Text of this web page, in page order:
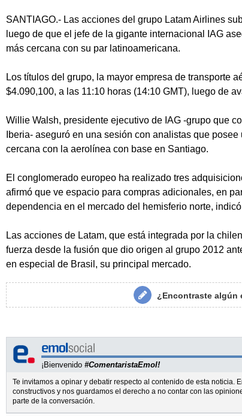
SANTIAGO.- Las acciones del grupo Latam Airlines
luego de que el jefe de la gigante internacional IAG
más cercana con su par latinoamericana.
Los títulos del grupo, la mayor empresa de transporte
$4.090,100, a las 11:10 horas (14:10 GMT), luego de
Willie Walsh, presidente ejecutivo de IAG -grupo que
Iberia- aseguró en una sesión con analistas que
cercana con la aerolínea con base en Santiago.
El conglomerado europeo ha realizado tres
afirmó que ve espacio para compras adicionales, en
dependencia en el mercado del hemisferio norte,
Las acciones de Latam, que está integrada por la
fuerza desde la fusión que dio origen al grupo 2012
en especial de Brasil, su principal mercado.
¿Encontraste algún
¡Bienvenido #ComentaristaEmol!
Te invitamos a opinar y debatir respecto al contenido de esta noticia.
constructivos y nos guardamos el derecho a no contar con las
parte de la conversación.